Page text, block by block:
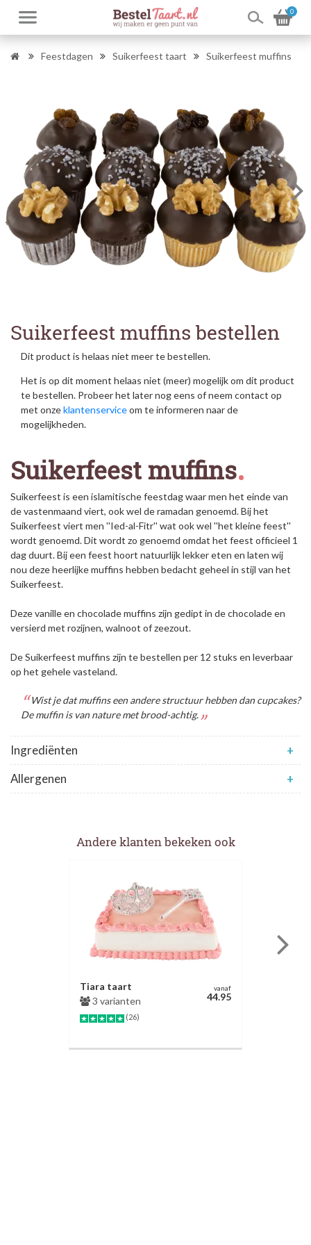
0
Feestdagen Suikerfeest taart Suikerfeest muffins
Suikerfeest muffins bestellen
Dit product is helaas niet meer te bestellen.
Het is op dit moment helaas niet (meer) mogelijk om dit product
te bestellen. Probeer het later nog eens of neem contact op
met onzeklantenserviceom te informeren naar de
mogelijkheden.
Suikerfeest muffins
Suikerfeest is een islamitische feestdag waar men het einde van
de vastenmaand viert, ook wel de ramadan genoemd. Bij het
Suikerfeest viert men ''Ied-al-Fitr'' wat ook wel ''het kleine feest''
wordt genoemd. Dit wordt zo genoemd omdat het feest officieel 1
dag duurt. Bij een feest hoort natuurlijk lekker eten en laten wij
nou deze heerlijke muffins hebben bedacht geheel in stijl van het
Suikerfeest.
Deze vanille en chocolade muffins zijn gedipt in de chocolade en
versierd met rozijnen, walnoot of zeezout.
De Suikerfeest muffins zijn te bestellen per 12 stuks en leverbaar
op het gehele vasteland.
Ingrediënten
+
Allergenen
+
Wist je dat muffins een andere structuur hebben dan cupcakes?
De muffin is van nature met brood-achtig.
Andere klanten bekeken ook
Tiara taart
3 varianten
(26)
vanaf
44.95